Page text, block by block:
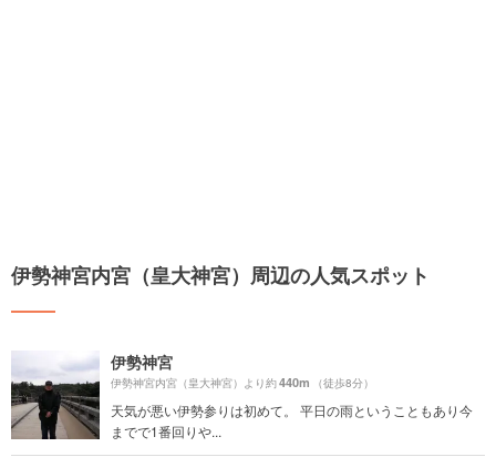
伊勢神宮内宮（皇大神宮）周辺の人気スポット
伊勢神宮
伊勢神宮内宮（皇大神宮）より約440m （徒歩8分）
天気が悪い伊勢参りは初めて。 平日の雨ということもあり今
までで1番回りや...